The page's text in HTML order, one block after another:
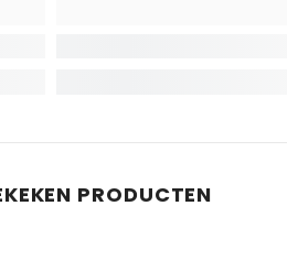
PRODUCTEN